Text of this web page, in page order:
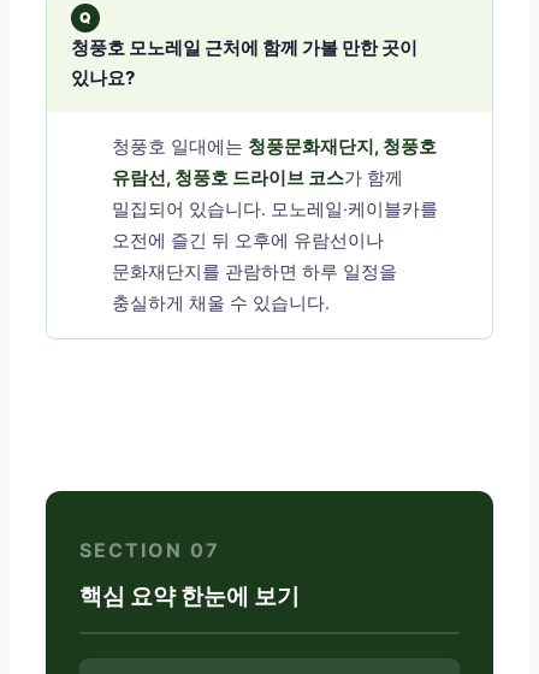
Q
청풍호 모노레일 근처에 함께 가볼 만한 곳이
있나요?
청풍호 일대에는 청풍문화재단지, 청풍호
유람선, 청풍호 드라이브 코스가 함께
밀집되어 있습니다. 모노레일·케이블카를
오전에 즐긴 뒤 오후에 유람선이나
문화재단지를 관람하면 하루 일정을
충실하게 채울 수 있습니다.
SECTION 07
핵심 요약 한눈에 보기